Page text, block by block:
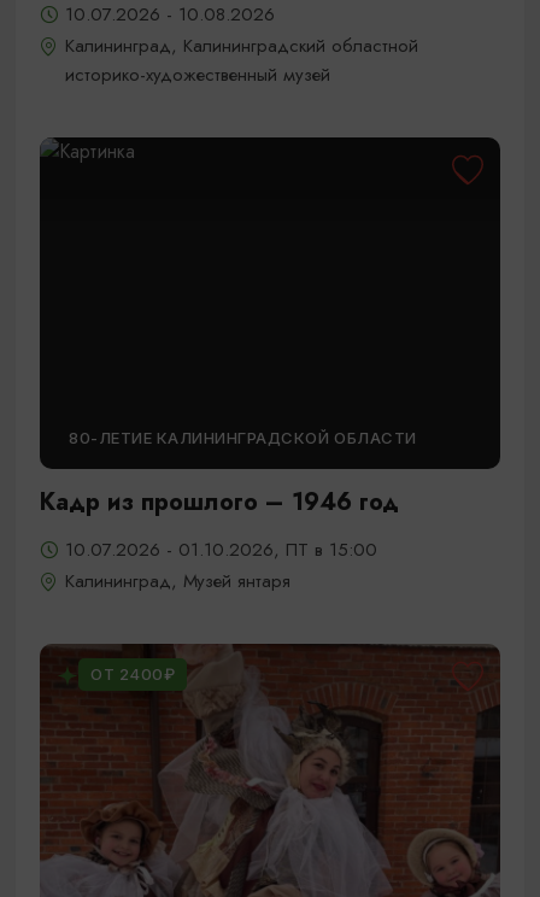
10.07.2026 - 10.08.2026
Калининград, Калининградский областной
историко-художественный музей
80-ЛЕТИЕ КАЛИНИНГРАДСКОЙ ОБЛАСТИ
Кадр из прошлого – 1946 год
10.07.2026 - 01.10.2026, ПТ в 15:00
Калининград, Музей янтаря
ОТ 2400₽